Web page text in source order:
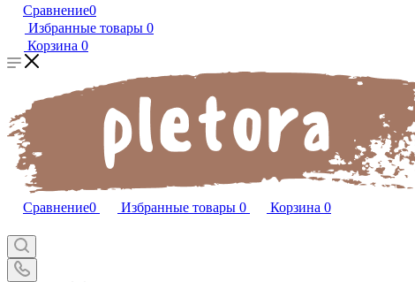
Сравнение0
Избранные товары 0
Корзина 0
Сравнение0 Избранные товары 0 Корзина 0